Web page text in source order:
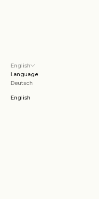
English
Language
Deutsch
English